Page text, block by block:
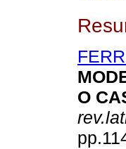
O